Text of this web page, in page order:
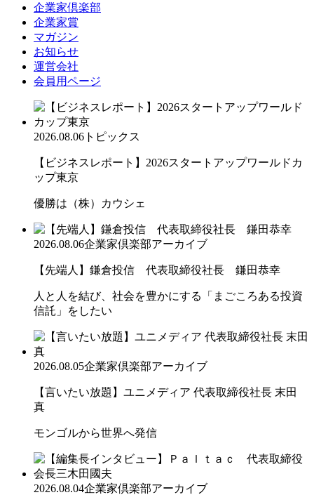
企業家倶楽部
企業家賞
マガジン
お知らせ
運営会社
会員用ページ
2026.08.06 トピックス
【ビジネスレポート】2026スタートアップワールドカ
ップ東京
優勝は（株）カウシェ
2026.08.06企業家倶楽部アーカイブ
【先端人】鎌倉投信 代表取締役社長 鎌田恭幸
人と人を結び、社会を豊かにする「まごころある投資
信託」をしたい
2026.08.05企業家倶楽部アーカイブ
【言いたい放題】ユニメディア 代表取締役社長 末田
真
モンゴルから世界へ発信
2026.08.04企業家倶楽部アーカイブ